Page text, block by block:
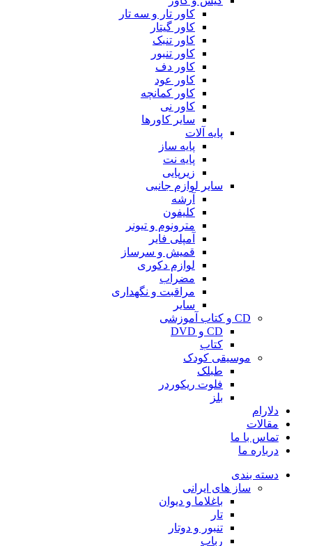
کاور تار و سه تار
کاور گیتار
کاور تنبک
کاور تنبور
کاور دف
کاور عود
کاور کمانچه
کاور نی
سایر کاورها
پایه آلات
پایه ساز
پایه نت
زیرپایی
سایر لوازم جانبی
آرشه
کلیفون
مترونوم و تیونر
آمپلی فایر
قمیش و سرساز
لوازم دکوری
مضراب
مراقبت و نگهداری
سایر
CD و کتاب آموزشی
CD و DVD
کتاب
موسیقی کودک
طبلک
فلوت ریکوردر
بلز
دلارام
مقالات
تماس با ما
درباره ما
دسته بندی
ساز های ایرانی
باغلاما و دیوان
تار
تنبور و دوتار
رباب